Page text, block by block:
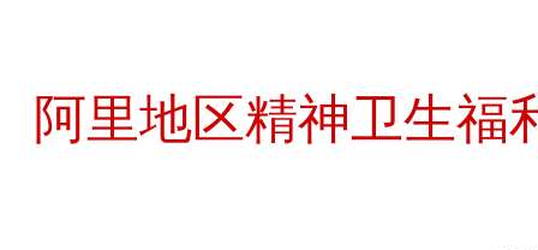
阿里地区精神卫生福